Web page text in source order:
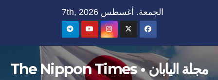
الجمعة. أغسطس 7th, 2026
مجلة اليابان • The Nippon Times